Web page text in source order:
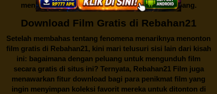
menjadi perbincangan seru yang terus berkembang.
Download Film Gratis di Rebahan21
Setelah membahas tentang fenomena menariknya menonton
film gratis di Rebahan21, kini mari telusuri sisi lain dari kisah
ini: bagaimana dengan peluang untuk mengunduh film
secara gratis di situs ini? Ternyata, Rebahan21 Film juga
menawarkan fitur download bagi para penikmat film yang
ingin menyimpan koleksi favorit mereka untuk ditonton di